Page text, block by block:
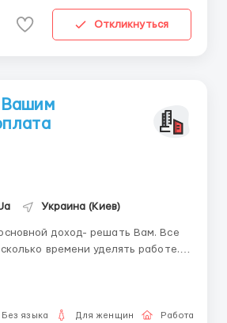
Откликнуться
Вашим
Украина (Киев)
доход- решать Вам. Все
времени уделять работе.
работать можно в любое время
поддерживать диалог.
Без языка Для женщин Работа